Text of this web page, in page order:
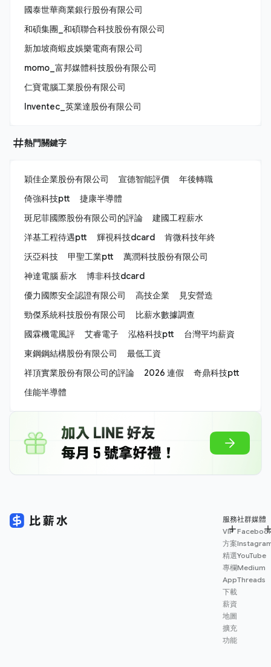
國泰世華商業銀行股份有限公司
和碩集團_和碩聯合科技股份有限公司
新加坡商蝦皮娛樂電商有限公司
momo_富邦媒體科技股份有限公司
仁寶電腦工業股份有限公司
Inventec_英業達股份有限公司
熱門關鍵字
穎佳企業股份有限公司 宣德智能評價
年後轉職
倚強科技ptt
捷康半導體
斑尼菲國際股份有限公司的評論
建國工程薪水
洋基工程待遇ptt
輝視科技dcard
肯微科技年終
沃亞科技
甲聖工業ptt
萬潤科技股份有限公司
神達電腦 薪水
博非科技dcard
優力國際安全認證有限公司
高技企業
見安營造
勁傑系統科技股份有限公司
比薪水數據調查
國霖機電風評
艾睿電子 泓格科技ptt
台灣平均薪資
東鋼鋼結構股份有限公司
最低工資
祥頂實業股份有限公司的評論
2026 連假
奇鼎科技ptt
佳能半導體
服務
VIP
方案
精選
專欄
App
下載
薪資
地圖
擴充
功能
社群媒體
YouTube
Medium
Threads